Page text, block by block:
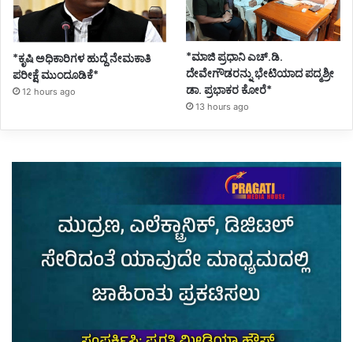
*ಕೃಷಿ ಅಧಿಕಾರಿಗಳ ಹುದ್ದೆ ನೇಮಕಾತಿ
ಪರೀಕ್ಷೆ ಮುಂದೂಡಿಕೆ*
12 hours ago
*ಮಾಜಿ ಪ್ರಧಾನಿ ಎಚ್.ಡಿ.
ದೇವೇಗೌಡರನ್ನು ಭೇಟಿಯಾದ ಪದ್ಮಶ್ರೀ
ಡಾ. ಪ್ರಭಾಕರ ಕೋರೆ*
13 hours ago